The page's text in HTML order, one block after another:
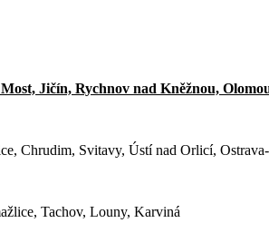
Jičín, Rychnov nad Kněžnou,
Chrudim, Svitavy, Ústí nad Orlicí,
Tachov, Louny, Karviná